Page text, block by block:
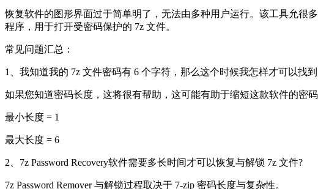
恢复软件的图形界面过于简单明了，无法由多种用户运行。该工具允很
程序，用于打开受密码保护的 7z 文件。
常见问题汇总：
1、我知道我的 7z 文件密码有 6 个字符，那么这个时候我怎样才可以找
如果您知道密码长度，这将很有帮助，这可能有助于缩短这款软件的密
最小长度 = 1
最大长度 = 6
2、7z Password Recovery软件需要多长时间才可以恢复与解锁 7z 文件?
7z Password Remover 与解锁过程取决于 7-zip 密码长度与复杂性。